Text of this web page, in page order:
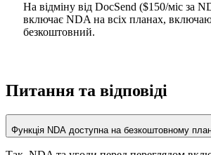
На відміну від DocSend ($150/міс за
включає NDA на всіх планах,
безкоштовний.
Питання та відповіді
Функція NDA доступна на безкоштовному